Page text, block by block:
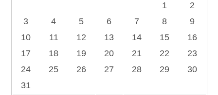
1
2
3
4 5 6 7 8
9
10
11 12 13 14 15
16
17
18 19 20 21 22
23
24
25 26 27 28 29
30
31